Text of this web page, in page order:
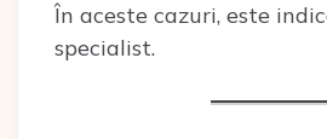
În aceste cazuri, este
specialist.